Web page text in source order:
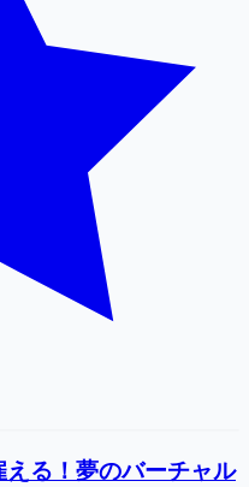
る！夢のバーチャル